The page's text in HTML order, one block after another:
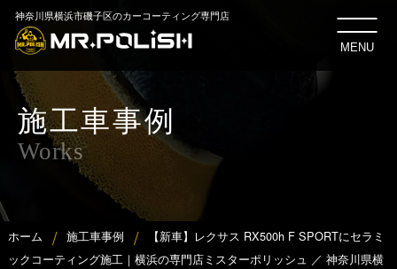
神奈川県横浜市磯子区のカーコーティング専門店
MENU
施工車事例
Works
ホーム 施工車事例
【新車】レクサス RX500h F SPORTにセラミ
ックコーティング施工｜横浜の専門店ミスターポリッシュ ／ 神奈川県横